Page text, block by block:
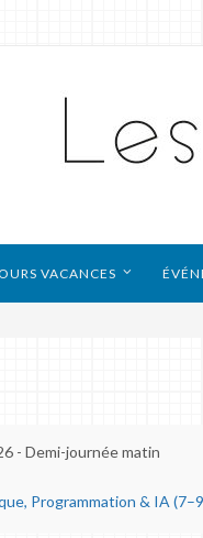
VACANCES
- Demi-journée matin
Programmation & IA